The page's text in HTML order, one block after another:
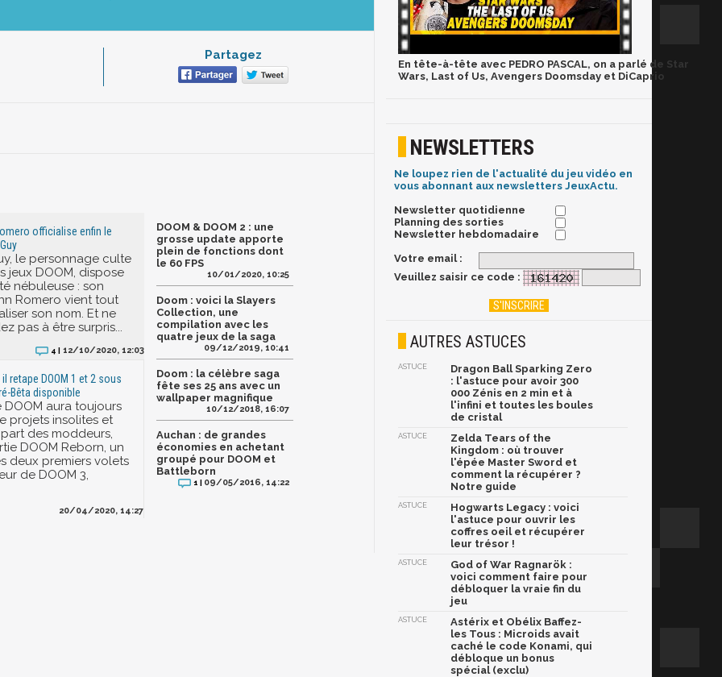
Partagez
officialise enfin le
le personnage culte
jeux DOOM, dispose
nébuleuse : son
Romero vient tout
son nom. Et ne
pas à être surpris...
4 | 12/10/2020, 12:03
il retape DOOM 1 et 2 sous
Bêta disponible
DOOM aura toujours
projets insolites et
des moddeurs,
DOOM Reborn, un
deux premiers volets
de DOOM 3,
20/04/2020, 14:27
DOOM & DOOM 2 : une
grosse update apporte
plein de fonctions dont
le 60 FPS
10/01/2020, 10:25
Doom : voici la Slayers
Collection, une
compilation avec les
quatre jeux de la saga
09/12/2019, 10:41
Doom : la célèbre saga
fête ses 25 ans avec un
wallpaper magnifique
10/12/2018, 16:07
Auchan : de grandes
économies en achetant
groupé pour DOOM et
Battleborn
1 | 09/05/2016, 14:22
En tête-à-tête avec PEDRO PASCAL, on a parlé de Star
Wars, Last of Us, Avengers Doomsday et DiCaprio
NEWSLETTERS
Ne loupez rien de l'actualité du jeu vidéo en
vous abonnant aux newsletters JeuxActu.
Newsletter quotidienne
Planning des sorties
Newsletter hebdomadaire
Votre email :
Veuillez saisir ce code :
AUTRES ASTUCES
ASTUCE
Dragon Ball Sparking Zero
: l'astuce pour avoir 300
000 Zénis en 2 min et à
l'infini et toutes les boules
de cristal
ASTUCE
Zelda Tears of the
Kingdom : où trouver
l'épée Master Sword et
comment la récupérer ?
Notre guide
ASTUCE
Hogwarts Legacy : voici
l'astuce pour ouvrir les
coffres oeil et récupérer
leur trésor !
ASTUCE
God of War Ragnarök :
voici comment faire pour
débloquer la vraie fin du
jeu
ASTUCE
Astérix et Obélix Baffez-
les Tous : Microids avait
caché le code Konami, qui
débloque un bonus
spécial (exclu)